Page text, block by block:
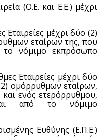
(Ο.Ε. και Ε.Ε.) μέχρι
Εταιρείες μέχρι δύο (2)
εταίρων της, που
το νόμιμο εκπρόσωπο
Εταιρείες μέχρι δύο
ομόρρυθμων εταίρων,
ενός ετερόρρυθμου,
από το νόμιμο
Ευθύνης (Ε.Π.Ε.)